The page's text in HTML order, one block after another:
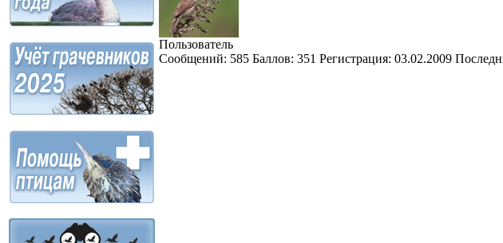
Пользователь
Сообщений: 585 Баллов: 351 Регистрация: 03.02.2009